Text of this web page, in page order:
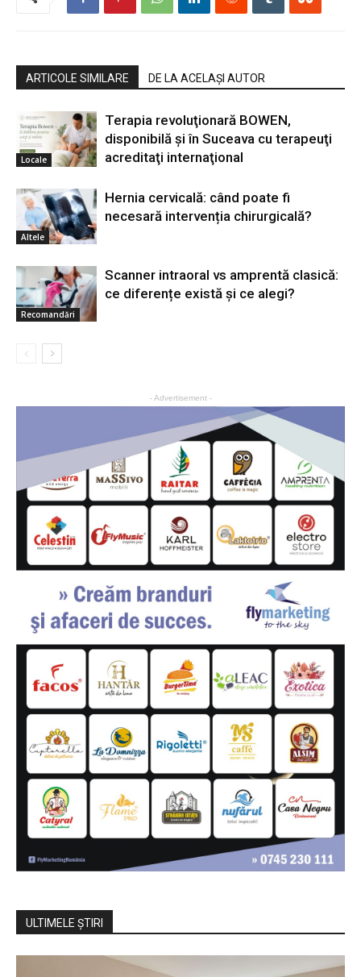
ARTICOLE SIMILARE DE LA ACELAȘI AUTOR
Locale
Terapia revoluţionară BOWEN,
disponibilă şi în Suceava cu terapeuţi
acreditaţi internaţional
Altele
Hernia cervicală: când poate fi
necesară intervenția chirurgicală?
Recomandări
Scanner intraoral vs amprentă clasică:
ce diferențe există și ce alegi?
- Advertisement -
ULTIMELE ŞTIRI